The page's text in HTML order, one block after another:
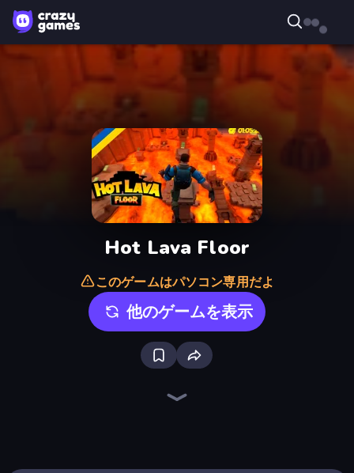
Hot Lava Floor
このゲームはパソコン専用だよ
他のゲームを表示